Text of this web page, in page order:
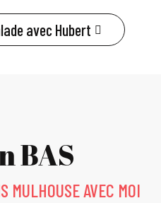
avec Hubert
BAS
MULHOUSE AVEC MOI